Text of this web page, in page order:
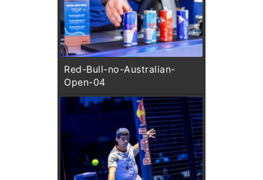
Red-Bull-no-Australian-
Open-04